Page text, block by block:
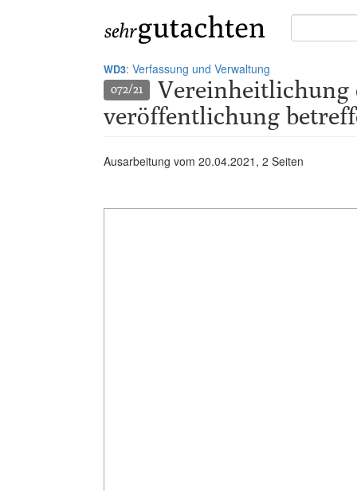
Suche
in
WD3: Verfassung und Verwaltung
072/21
Vereinheitlichung
veröffentlichung
Ausarbeitung vom 20.04.2021 , 2 Seiten